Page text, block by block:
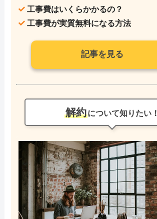
工事費はいくらかかるの？
工事費が実質無料になる方法
記事を見る
解約について知りたい！